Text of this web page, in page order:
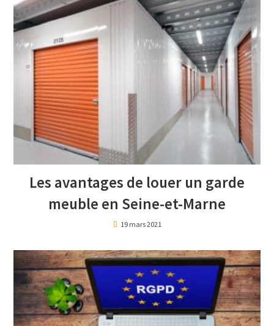
Les avantages de louer un garde
meuble en Seine-et-Marne
19 mars 2021